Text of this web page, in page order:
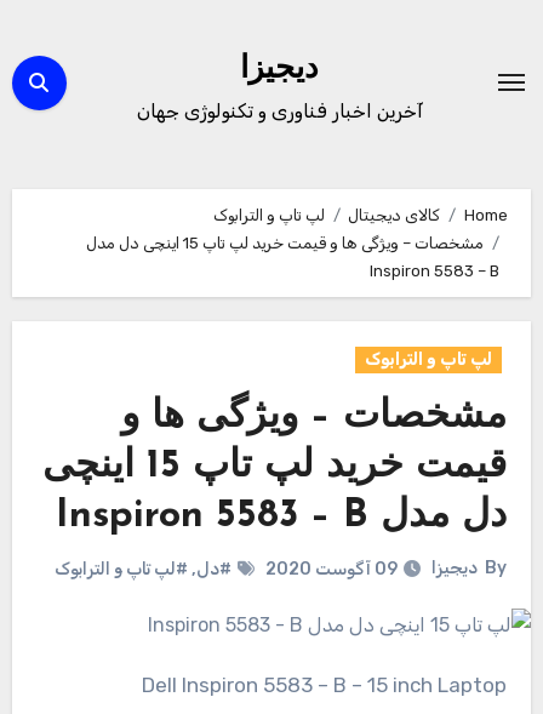
content
دیجیزا
آخرین اخبار فناوری و تکنولوژی جهان
Home کالای دیجیتال
لپ تاپ و الترابوک
مشخصات – ویژگی ها و قیمت خرید لپ تاپ 15 اینچی دل مدل
Inspiron 5583 – B
لپ تاپ و الترابوک
مشخصات – ویژگی ها و
قیمت خرید لپ تاپ 15 اینچی
دل مدل Inspiron 5583 – B
By دیجیزا 09 آگوست 2020 #دل, #لپ تاپ و الترابوک
Dell Inspiron 5583 – B – 15 inch Laptop